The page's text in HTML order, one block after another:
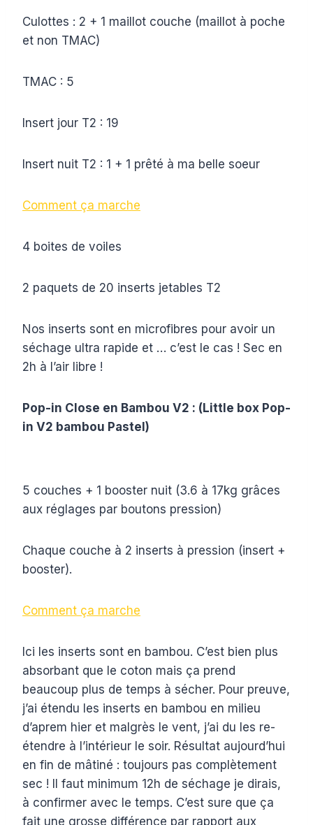
Culottes : 2 + 1 maillot couche (maillot à poche
et non TMAC)
TMAC : 5
Insert jour T2 : 19
Insert nuit T2 : 1 + 1 prêté à ma belle soeur
Comment ça marche
4 boites de voiles
2 paquets de 20 inserts jetables T2
Nos inserts sont en microfibres pour avoir un
séchage ultra rapide et … c’est le cas ! Sec en
2h à l’air libre !
Pop-in Close en Bambou V2 : (Little box Pop-
in V2 bambou Pastel)
5 couches + 1 booster nuit (3.6 à 17kg grâces
aux réglages par boutons pression)
Chaque couche à 2 inserts à pression (insert +
booster).
Comment ça marche
Ici les inserts sont en bambou. C’est bien plus
absorbant que le coton mais ça prend
beaucoup plus de temps à sécher. Pour preuve,
j’ai étendu les inserts en bambou en milieu
d’aprem hier et malgrès le vent, j’ai du les re-
étendre à l’intérieur le soir. Résultat aujourd’hui
en fin de mâtiné : toujours pas complètement
sec ! Il faut minimum 12h de séchage je dirais,
à confirmer avec le temps. C’est sure que ça
fait une grosse différence par rapport aux